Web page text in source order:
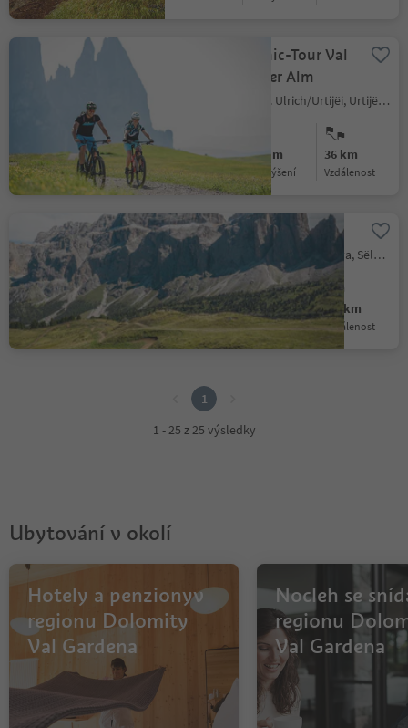
213 - Panoramic-Tour Val
Gardena - Seiser Alm
Ortisei/Urtijëi/St. Ulrich/Urtijëi, Urtijëi/Ortisei, Dolomites Region Val Gardena
Medium 680 m
Převýšení
36 km
vzdálenost
211 Paravis Trail
Selva/Sëlva/Wolkenstein/Sëlva, Sëlva/Selva di Val Gardena, Dolomites Region Val Gardena
Medium
Obtížnost
2433 m
Převýšení
2.8 km
vzdálenost
1
1 - 25 z 25 výsledky
Ubytování v okolí
Hotely a penzionyv
regionu Dolomity
Val Gardena
Nocleh se
regionu
Val Gardena